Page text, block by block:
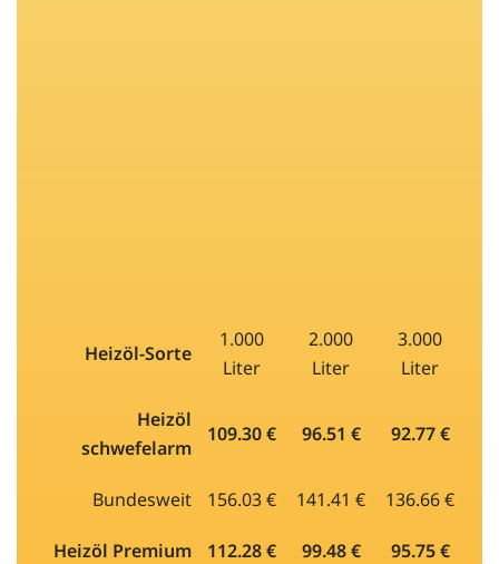
Heizöl-Sorte
1.000
Liter
2.000
Liter
3.000
Liter
Heizöl
schwefelarm
109.30 € 96.51 € 92.77 €
Bundesweit 156.03 € 141.41 € 136.66 €
Heizöl Premium 112.28 € 99.48 € 95.75 €